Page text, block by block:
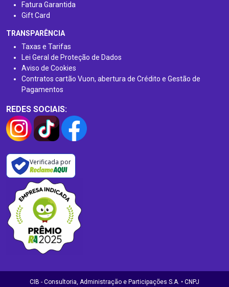
Fatura Garantida
Gift Card
TRANSPARÊNCIA
Taxas e Tarifas
Lei Geral de Proteção de Dados
Aviso de Cookies
Contratos cartão Vuon, abertura de Crédito e Gestão de
Pagamentos
REDES SOCIAIS:
Verificada por
CIB - Consultoria, Administração e Participações S.A. • CNPJ